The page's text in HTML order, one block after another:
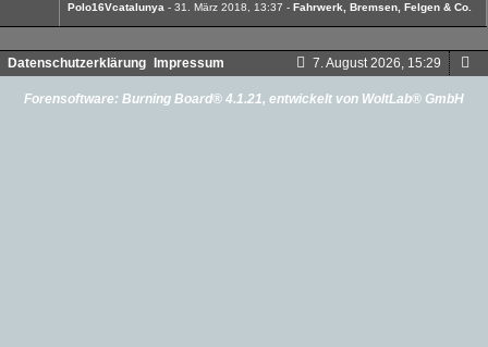
Polo16Vcatalunya 31. März 2018, 13:37 Fahrwerk, Bremsen, Felgen & Co.
Datenschutzerklärung Impressum 7. August 2026, 15:29
Forensoftware: Burning Board® 4.1.21, entwickelt von WoltLab® GmbH